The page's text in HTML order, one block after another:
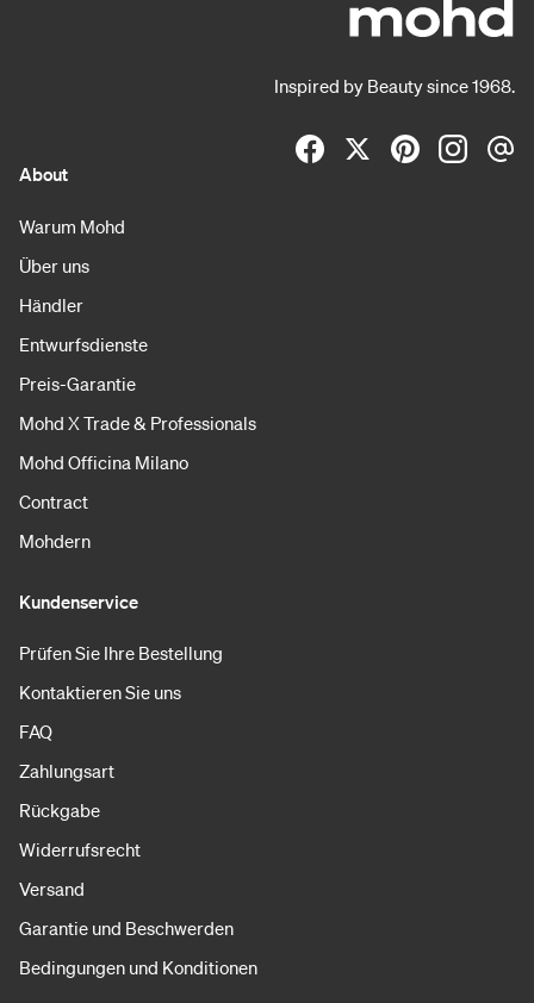
Inspired by Beauty since 1968.
About
Warum Mohd
Über uns
Händler
Entwurfsdienste
Preis-Garantie
Mohd X Trade & Professionals
Mohd Officina Milano
Contract
Mohdern
Kundenservice
Prüfen Sie Ihre Bestellung
Kontaktieren Sie uns
FAQ
Zahlungsart
Rückgabe
Widerrufsrecht
Versand
Garantie und Beschwerden
Bedingungen und Konditionen